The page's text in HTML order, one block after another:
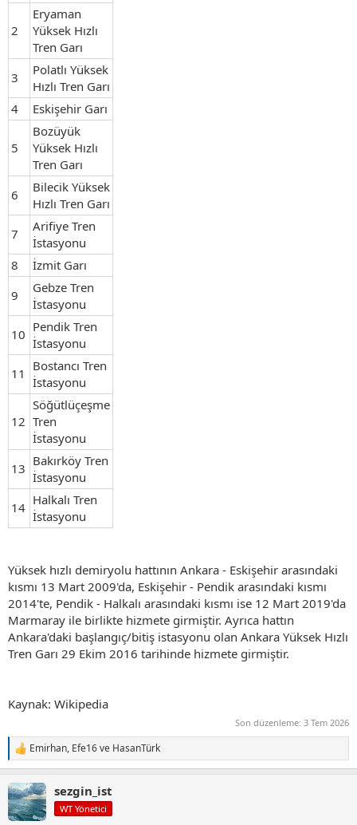
2
Eryaman
Yüksek Hızlı
Tren Garı
3
Polatlı Yüksek
Hızlı Tren Garı
4
Eskişehir Garı
5
Bozüyük
Yüksek Hızlı
Tren Garı
6
Bilecik Yüksek
Hızlı Tren Garı
7
Arifiye Tren
İstasyonu
8
İzmit Garı
9
Gebze Tren
İstasyonu
10 Pendik Tren
İstasyonu
11
Bostancı Tren
İstasyonu
12
Söğütlüçeşme
Tren
İstasyonu
13 Bakırköy Tren
İstasyonu
14 Halkalı Tren
İstasyonu
Yüksek hızlı demiryolu hattının Ankara - Eskişehir arasındaki
kısmı 13 Mart 2009'da, Eskişehir - Pendik arasındaki kısmı
2014'te, Pendik - Halkalı arasındaki kısmı ise 12 Mart 2019'da
Marmaray ile birlikte hizmete girmiştir. Ayrıca hattın
Ankara'daki başlangıç/bitiş istasyonu olan Ankara Yüksek Hızlı
Tren Garı 29 Ekim 2016 tarihinde hizmete girmiştir.
Kaynak: Wikipedia
Son düzenleme: 3 Tem 2026
T
e
k
i
l
Emirhan, Efe16ve HasanTürk
sezgin_ist
WT Yönetici